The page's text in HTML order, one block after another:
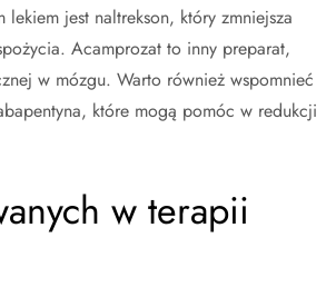
jest naltrekson, który zmniejsza
Acamprozat to inny preparat,
w mózgu. Warto również wspomnieć
które mogą pomóc w redukcji
w terapii